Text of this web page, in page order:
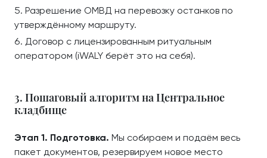
Разрешение ОМВД на перевозку останков по
утверждённому маршруту.
Договор с лицензированным ритуальным
оператором (iWALY берёт это на себя).
3. Пошаговый алгоритм на Центральное
кладбище
Этап 1. Подготовка. Мы собираем и подаём весь
пакет документов, резервируем новое место